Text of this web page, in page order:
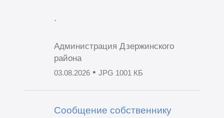
.
Администрация Дзержинского
района
03.08.2026• JPG 1001 КБ
Сообщение собственнику